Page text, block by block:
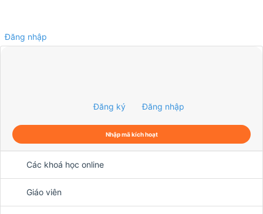
Đăng nhập
Đăng ký Đăng nhập
Nhập mã kích hoạt
Các khoá học online
Giáo viên